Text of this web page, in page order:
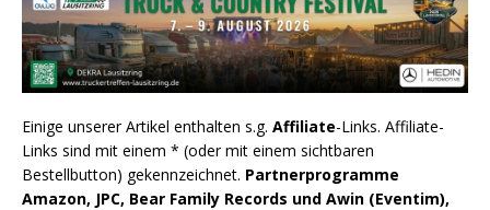
Einige unserer Artikel enthalten s.g. Affiliate-Links. Affiliate-
Links sind mit einem * (oder mit einem sichtbaren
Bestellbutton) gekennzeichnet. Partnerprogramme
Amazon, JPC, Bear Family Records und Awin (Eventim),